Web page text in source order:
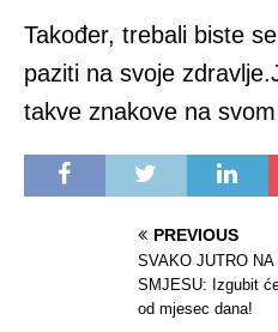
Također, trebali biste
paziti na svoje
takve znakove na
PREVIOUS
SVAKO JUTRO
SMJESU: Izgubit
od mjesec dana!